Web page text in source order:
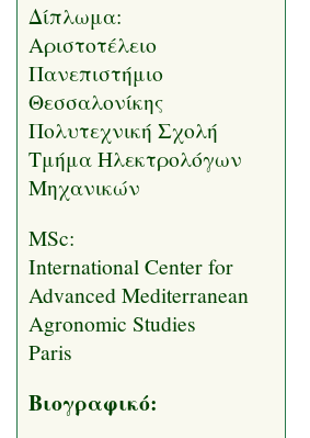
Δίπλωμα:
Αριστοτέλειο
Πανεπιστήμιο
Θεσσαλονίκης
Πολυτεχνική Σχολή
Τμήμα Ηλεκτρολόγων
Μηχανικών
MSc:
International Center for
Advanced Mediterranean
Agronomic Studies
Paris
Βιογραφικό: